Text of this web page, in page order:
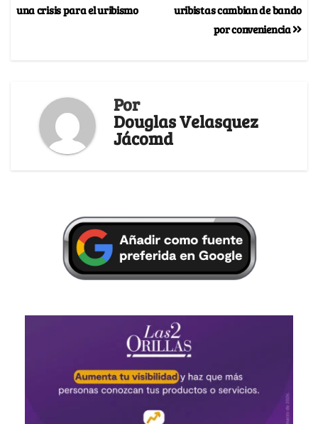
uribistas cambian de bando
por conveniencia
una crisis para el uribismo
Por
Douglas Velasquez
Jácomd